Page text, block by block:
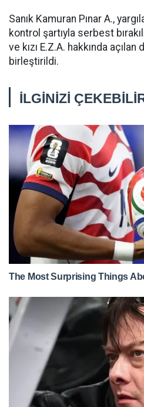
Sanık Kamuran Pınar A.,
kontrol şartıyla serbest
ve kızı E.Z.A. hakkında
birleştirildi.